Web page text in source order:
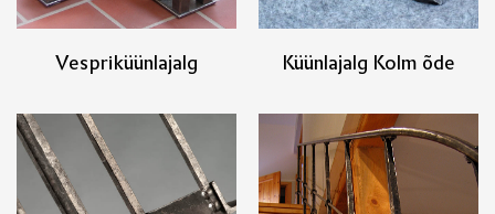
Vespriküünlajalg Küünlajalg Kolm õde